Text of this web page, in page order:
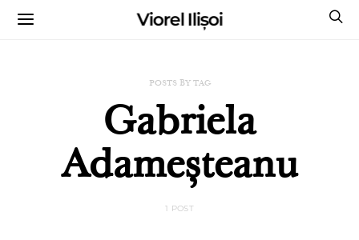
Viorel Ilișoi
POSTS BY TAG
Gabriela
Adameșteanu
1 POST
CUMPĂRĂ CĂRȚILE MELE CU AUTOGRAF